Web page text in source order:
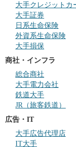
大手クレジットカ
大手証券
日系生命保険
外資系生命保険
大手損保
商社・インフラ
総合商社
大手電力会社
鉄道大手
JR（旅客鉄道）
広告・IT
大手広告代理店
IT大手